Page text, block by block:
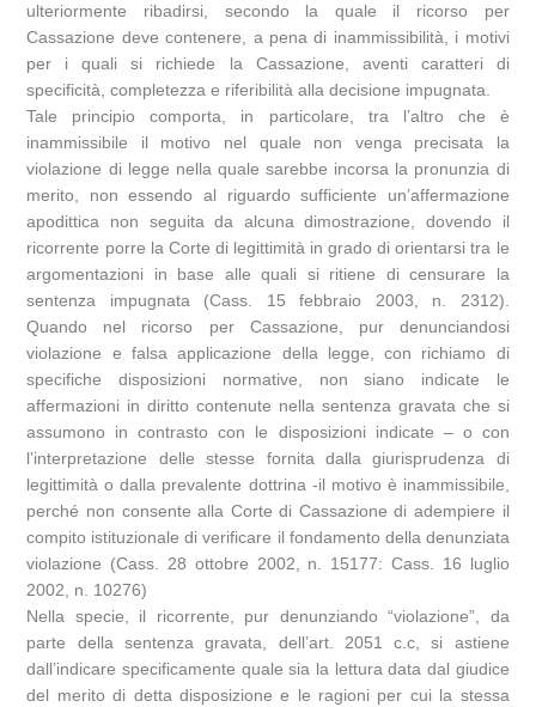
ulteriormente ribadirsi, secondo la quale il ricorso per
Cassazione deve contenere, a pena di inammissibilità, i motivi
per i quali si richiede la Cassazione, aventi caratteri di
specificità, completezza e riferibilità alla decisione impugnata.
Tale principio comporta, in particolare, tra l’altro che è
inammissibile il motivo nel quale non venga precisata la
violazione di legge nella quale sarebbe incorsa la pronunzia di
merito, non essendo al riguardo sufficiente un’affermazione
apodittica non seguita da alcuna dimostrazione, dovendo il
ricorrente porre la Corte di legittimità in grado di orientarsi tra le
argomentazioni in base alle quali si ritiene di censurare la
sentenza impugnata (Cass. 15 febbraio 2003, n. 2312).
Quando nel ricorso per Cassazione, pur denunciandosi
violazione e falsa applicazione della legge, con richiamo di
specifiche disposizioni normative, non siano indicate le
affermazioni in diritto contenute nella sentenza gravata che si
assumono in contrasto con le disposizioni indicate – o con
l’interpretazione delle stesse fornita dalla giurisprudenza di
legittimità o dalla prevalente dottrina -il motivo è inammissibile,
perché non consente alla Corte di Cassazione di adempiere il
compito istituzionale di verificare il fondamento della denunziata
violazione (Cass. 28 ottobre 2002, n. 15177: Cass. 16 luglio
2002, n. 10276)
Nella specie, il ricorrente, pur denunziando “violazione”, da
parte della sentenza gravata, dell’art. 2051 c.c, si astiene
dall’indicare specificamente quale sia la lettura data dal giudice
del merito di detta disposizione e le ragioni per cui la stessa